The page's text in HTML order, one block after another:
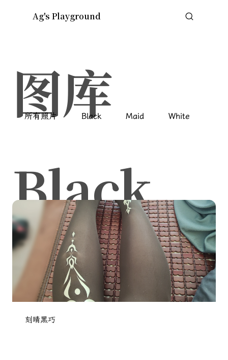
Skip to content
Ag's Playground
图库
所有照片 Black Maid White
Black
刻晴黑巧